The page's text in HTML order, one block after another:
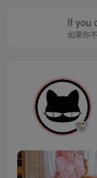
If you
如果你